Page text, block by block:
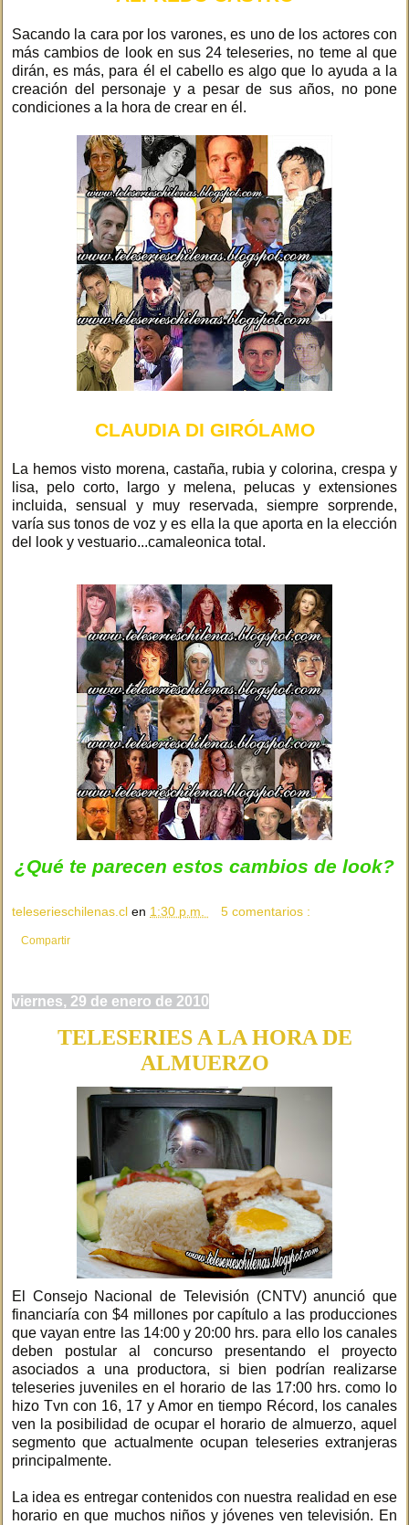
Sacando la cara por los varones, es uno de los actores con
más cambios de look en sus 24 teleseries, no teme al que
dirán, es más, para él el cabello es algo que lo ayuda a la
creación del personaje y a pesar de sus años, no pone
condiciones a la hora de crear en él.
CLAUDIA DI GIRÓLAMO
La hemos visto morena, castaña, rubia y colorina, crespa y
lisa, pelo corto, largo y melena, pelucas y extensiones
incluida, sensual y muy reservada, siempre sorprende,
varía sus tonos de voz y es ella la que aporta en la elección
del look y vestuario...camaleonica total.
¿Qué te parecen estos cambios de look?
teleserieschilenas.cl en 1:30 p.m. 5 comentarios :
Compartir
viernes, 29 de enero de 2010
TELESERIES A LA HORA DE
ALMUERZO
El Consejo Nacional de Televisión (CNTV) anunció que
financiaría con $4 millones por capítulo a las producciones
que vayan entre las 14:00 y 20:00 hrs. para ello los canales
deben postular al concurso presentando el proyecto
asociados a una productora, si bien podrían realizarse
teleseries juveniles en el horario de las 17:00 hrs. como lo
hizo Tvn con 16, 17 y Amor en tiempo Récord, los canales
ven la posibilidad de ocupar el horario de almuerzo, aquel
segmento que actualmente ocupan teleseries extranjeras
principalmente.
La idea es entregar contenidos con nuestra realidad en ese
horario en que muchos niños y jóvenes ven televisión. En